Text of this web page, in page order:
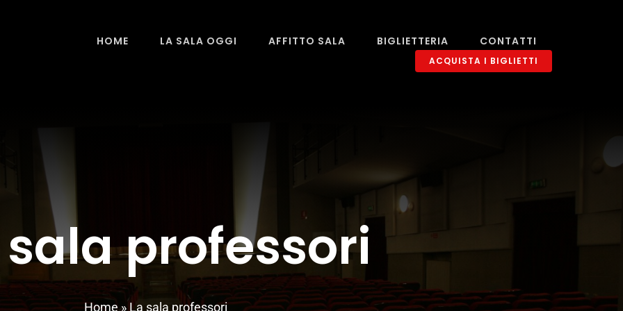
HOME LA SALA OGGI AFFITTO SALA BIGLIETTERIA CONTATTI
ACQUISTA I BIGLIETTI
sala professori
Home» La sala professori